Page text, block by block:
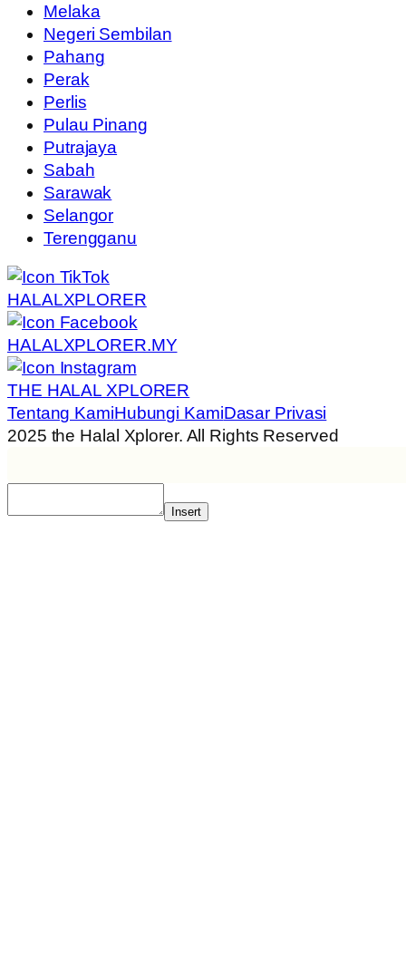
Melaka
Negeri Sembilan
Pahang
Perak
Perlis
Pulau Pinang
Putrajaya
Sabah
Sarawak
Selangor
Terengganu
HALALXPLORER
HALALXPLORER.MY
THE HALAL XPLORER
Tentang KamiHubungi KamiDasar Privasi
2025 the Halal Xplorer. All Rights Reserved
Insert